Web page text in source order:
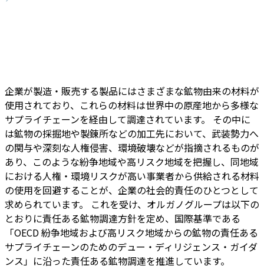
企業が製造・販売する製品にはさまざまな鉱物由来の材料が
使用されており、これらの材料は世界中の原産地から多様な
サプライチェーンを経由して調達されています。 その中に
は鉱物の採掘地や製錬所などの加工先において、武装勢力へ
の関与や深刻な人権侵害、環境破壊などが指摘されるものが
あり、このような紛争地域や高リスク地域を把握し、同地域
における人権・環境リスクが高い事業者から供給される材料
の使用を回避することが、企業の社会的責任のひとつとして
求められています。 これを受け、オルガノグループは以下の
とおりに責任ある鉱物調達方針を定め、国際基準である
「OECD 紛争地域および高リスク地域からの鉱物の責任ある
サプライチェーンのためのデュー・ディリジェンス・ガイダ
ンス」に沿った責任ある鉱物調達を推進しています。